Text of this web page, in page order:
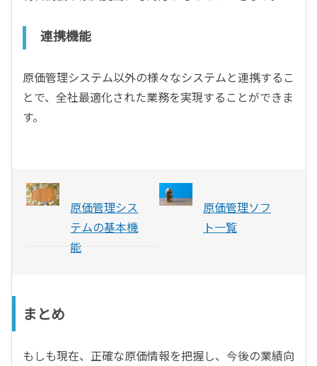
連携機能
原価管理システム以外の様々なシステムと連携するこ
とで、全社最適化された業務を実現することができま
す。
原価管理シス
テムの基本機
能
原価管理ソフ
ト一覧
まとめ
もしも現在、正確な原価情報を把握し、今後の業績向